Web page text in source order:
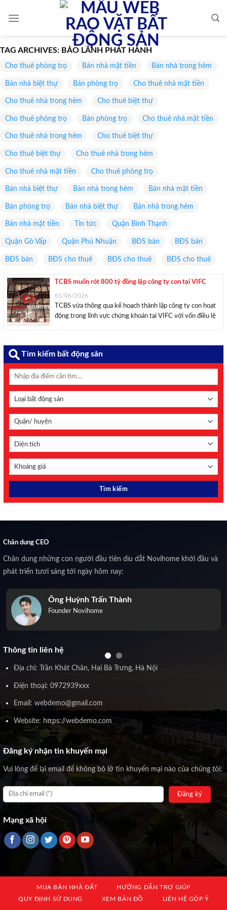
TAG ARCHIVES: BẢO LÃNH PHÁT HÀNH
Cho thuê phòng trọ Bán nhà mặt tiền Bán nhà trong hẻm
Bán nhà biệt thự Bán phòng trọ Cho thuê nhà mặt tiền
Cho thuê nhà trong hẻm Cho thuê biệt thự
Cho thuê phòng trọ Bán phòng trọ Cho thuê nhà mặt tiền
Cho thuê nhà trong hẻm Cho thuê biệt thự
Cho thuê biệt thự Cho thuê nhà trong hẻm
Cho thuê nhà mặt tiền Cho thuê phòng trọ
Bán nhà biệt thự Bán nhà trong hẻm Bán nhà mặt tiền
Bán phòng trọ Bán nhà biệt thự Bán nhà trong hẻm
Bán nhà mặt tiền Tin tức Quận Bình Thạnh
Quận Gò Vấp Quận Phú Nhuận BĐS bán BĐS bán
BĐS bán BĐS cho thuê BĐS cho thuê BĐS cho thuê
TCBS muốn rót 800 tỷ đồng lập công ty con tại VIFC
01/06/2026
TCBS vừa thông qua kế hoạch thành lập công ty con hoạt
động trong lĩnh vực chứng khoán tại VIFC với vốn điều lệ
thông ...
Tìm kiếm bất động sản
Chân dung CEO
Chân dung những con người đầu tiên dìu dắt Novihome khởi đầu và
phát triển tươi sáng tới ngày hôm nay:
Ông Huỳnh Trấn Thành
Founder Novihome
Thông tin liên hệ
Địa chỉ: Trần Khát Chân, Hai Bà Trưng, Hà Nội
Điện thoại: 0972939xxx
Email: webdemo@gmail.com
Website: https://webdemo.com
Đăng ký nhận tin khuyến mại
Vui lòng để lại email để không bỏ lỡ tin khuyến mại nào của chúng tôi:
Mạng xã hội
MUA BÁN NHÀ ĐẤT
HƯỚNG DẪN TRỢ GIÚP
QUY ĐỊNH SỬ DỤNG
XEM BẢN ĐỒ LIÊN HỆ GÓP Ý